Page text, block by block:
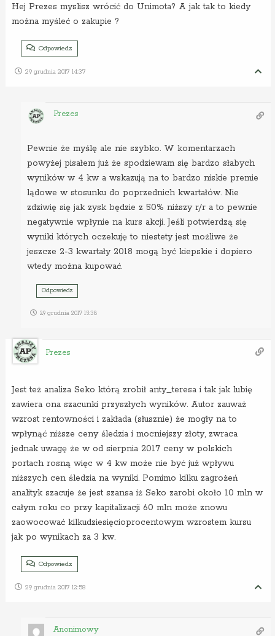
Hej Prezes myslisz wrócić do Unimota? A jak tak to kiedy
można myśleć o zakupie ?
Odpowiedz
29 grudnia 2017 14:37
Prezes
Pewnie że myślę ale nie szybko. W komentarzach
powyżej pisałem już że spodziewam się bardzo słabych
wyników w 4 kw a wskazują na to bardzo niskie premie
lądowe w stosunku do poprzednich kwartałów. Nie
zdziwię się jak zysk będzie z 50% niższy r/r a to pewnie
negatywnie wpłynie na kurs akcji. Jeśli potwierdzą się
wyniki których oczekuję to niestety jest możliwe że
jeszcze 2-3 kwartały 2018 mogą być kiepskie i dopiero
wtedy można kupować.
Odpowiedz
29 grudnia 2017 15:38
Prezes
Jest też analiza Seko którą zrobił anty_teresa i tak jak lubię
zawiera ona szacunki przyszłych wyników. Autor zauważ
wzrost rentowności i zakłada (słusznie) że mogły na to
wpłynąć niższe ceny śledzia i mocniejszy złoty, zwraca
jednak uwagę że w od sierpnia 2017 ceny w polskich
portach rosną więc w 4 kw może nie być już wpływu
niższych cen śledzia na wyniki. Pomimo kilku zagrożeń
analityk szacuje że jest szansa iż Seko zarobi około 10 mln w
całym roku co przy kapitalizacji 60 mln może znowu
zaowocować kilkudziesięcioprocentowym wzrostem kursu
jak po wynikach za 3 kw.
Odpowiedz
29 grudnia 2017 12:58
Anonimowy